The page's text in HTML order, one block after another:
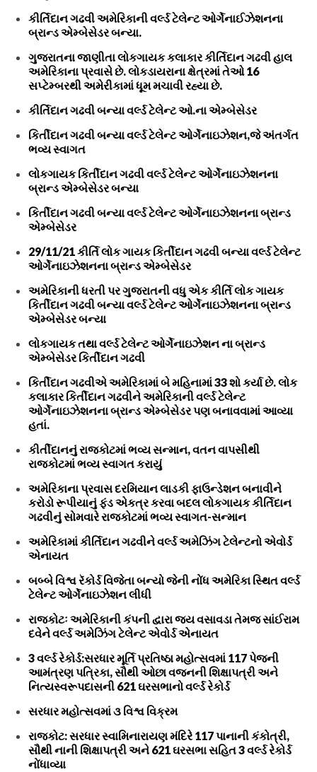
કીર્તિદાન ગઢવી અમેરિકાની વર્લ્ડ ટેલેન્ટ ઓર્ગેનાઈઝેશનના
બ્રાન્ડ એમ્બેસેડર બન્યા.
ગુજરાતના જાણીતા લોકગાયક કલાકાર કીર્તિદાન ગઢવી હાલ
અમેરિકાના પ્રવાસે છે. લોકડાયરાના ક્ષેત્રમાં તેઓ 16
સપ્ટેમ્બરથી અમેરીકામાં ધૂમ મચાવી રહ્યા છે.
કીર્તિદાન ગઢવી બન્યા વર્લ્ડ ટેલેન્ટ ઓ.ના એમ્બેસેડર
કિર્તીદાન ગઢવી બન્યા વર્લ્ડ ટેલેન્ટ ઓર્ગેનાઇઝેશન,જે અંતર્ગત
ભવ્ય સ્વાગત
લોકગાયક કિર્તીદાન ગઢવી વર્લ્ડ ટેલેન્ટ ઓર્ગેનાઇઝેશનના
બ્રાન્ડ એમ્બેસેડર બન્યા
કિર્તીદાન ગઢવી બન્યા વર્લ્ડ ટેલેન્ટ ઓર્ગેનાઇઝેશનના બ્રાન્ડ
એમ્બેસેડર
29/11/21 કીર્તિ લોક ગાયક કિર્તીદાન ગઢવી બન્યા વર્લ્ડ ટેલેન્ટ
ઓર્ગેનાઇઝેશનના બ્રાન્ડ એમ્બેસેડર
અમેરિકાની ધરતી પર ગુજરાતની વધુ એક કીર્તિ લોક ગાયક
કિર્તીદાન ગઢવી બન્યા વર્લ્ડ ટેલેન્ટ ઓર્ગેનાઇઝેશનના બ્રાન્ડ
એમ્બેસેડર બન્યા
લોકગાયક તથા વર્લ્ડ ટેલેન્ટ ઓર્ગેનાઇઝેશન ના બ્રાન્ડ
એમ્બેસેડર કિર્તીદાન ગઢવી
કિર્તીદાન ગઢવીએ અમેરિકામાં બે મહિનામાં 33 શો કર્યા છે. લોક
કલાકાર કિર્તીદાન ગઢવીને અમેરિકાની વર્લ્ડ ટેલેન્ટ
ઓર્ગેનાઇઝેશનના બ્રાન્ડ એમ્બેસેડર પણ બનાવવામાં આવ્યા
હતાં.
કીર્તીદાનનું રાજકોટમાં ભવ્ય સન્માન, વતન વાપસીથી
રાજકોટમાં ભવ્ય સ્વાગત કરાયું
અમેરિકાના પ્રવાસ દરમિયાન લાડકી ફાઉન્ડેશન બનાવીને
કરોડો રૂપીયાનું ફંડ એકત્ર કરવા બદલ લોકગાયક કીર્તિદાન
ગઢવીનું સોમવારે રાજકોટમાં ભવ્ય સ્વાગત-સન્માન
અમેરિકામાં કીર્તિદાન ગઢવીને વર્લ્ડ અમેઝિંગ ટેલેન્ટનો એવોર્ડ
એનાયત
બબ્બે વિશ્વ રૅકોર્ડ વિજેતા બન્યો જેની નોંધ અમેરિકા સ્થિત વર્લ્ડ
ટેલેન્ટ ઓર્ગેનાઇઝેશન લીધી
રાજકોટઃ અમેરિકાની કંપની દ્વારા જય વસાવડા તેમજ સાંઈરામ
દવેને વર્લ્ડ અમેઝિંગ ટેલેન્ટ એવોર્ડ એનાયત
3 વર્લ્ડ રેકોર્ડ:સરધાર મૂર્તિ પ્રતિષ્ઠા મહોત્સવમાં 117 પેજની
આમંત્રણ પત્રિકા, સૌથી ઓછા વજનની શિક્ષાપત્રી અને
નિત્યસ્વરૂપદાસની 621 ઘરસભાનો વર્લ્ડ રેકોર્ડ
સરધાર મહોત્સવમાં ૩ વિશ્વ વિક્રમ
રાજકોટ: સરધાર સ્વામિનારાયણ મંદિરે 117 પાનાની કંકોત્રી,
સૌથી નાની શિક્ષાપત્રી અને 621 ઘરસભા સહિત 3 વર્લ્ડ રેકોર્ડ
નોંધાવ્યા